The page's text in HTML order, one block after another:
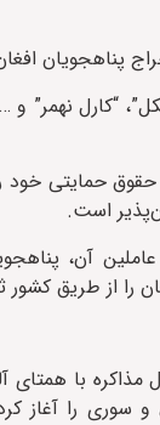
پناهجویان
“کارل نهمر”
حقوق حمایتی
است.
آن،
را از طریق کشور
مذاکره با
سوری را آغاز